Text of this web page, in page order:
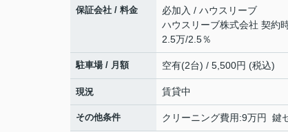
保証会社 / 料金
必加入 / ハウスリーブ
ハウスリーブ株式会社 契約
2.5万/2.5％
駐車場 / 月額 空有(2台) / 5,500円 (税込)
現況 賃貸中
その他条件 クリーニング費用:9万円 鍵